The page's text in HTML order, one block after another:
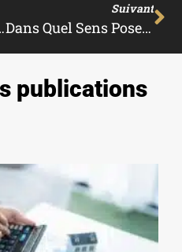
Inconvénients ?
Suivant
Dans Quel Sens Poser La Laine De Verre ?
publications